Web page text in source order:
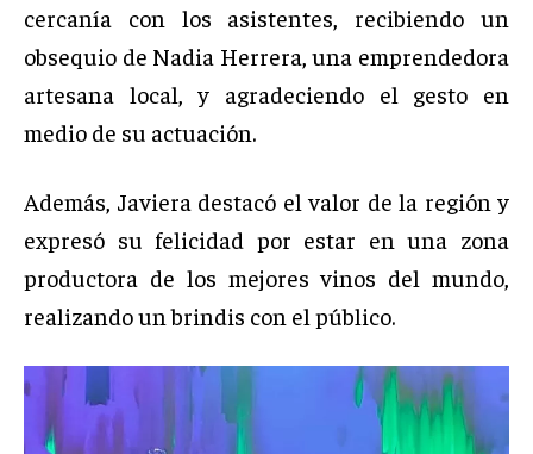
cercanía con los asistentes, recibiendo un
obsequio de Nadia Herrera, una emprendedora
artesana local, y agradeciendo el gesto en
medio de su actuación.
Además, Javiera destacó el valor de la región y
expresó su felicidad por estar en una zona
productora de los mejores vinos del mundo,
realizando un brindis con el público.